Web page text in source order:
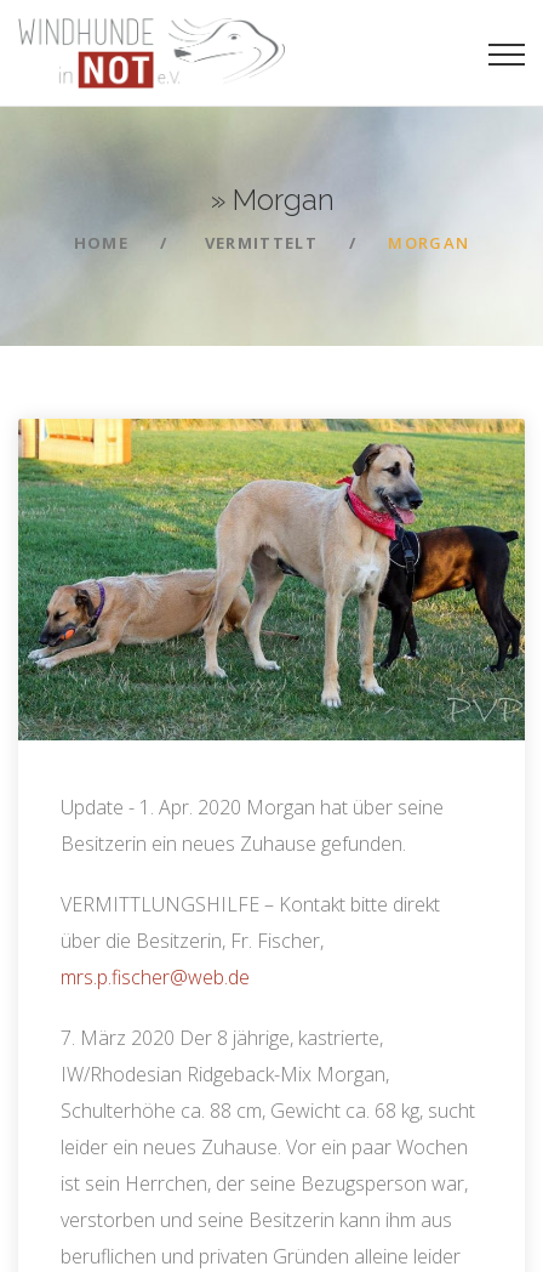
» Morgan
HOME VERMITTELT MORGAN
Update - 1. Apr. 2020 Morgan hat über seine
Besitzerin ein neues Zuhause gefunden.
VERMITTLUNGSHILFE – Kontakt bitte direkt
über die Besitzerin, Fr. Fischer,
mrs.p.fischer@web.de
7. März 2020 Der 8 jährige, kastrierte,
IW/Rhodesian Ridgeback-Mix Morgan,
Schulterhöhe ca. 88 cm, Gewicht ca. 68 kg, sucht
leider ein neues Zuhause. Vor ein paar Wochen
ist sein Herrchen, der seine Bezugsperson war,
verstorben und seine Besitzerin kann ihm aus
beruflichen und privaten Gründen alleine leider